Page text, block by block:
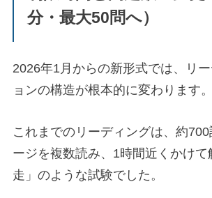
分・最大50問へ）
2026年1月からの新形式では、リ
ョンの構造が根本的に変わります。
これまでのリーディングは、約
ージを複数読み、1時間近くかけて
走」のような試験でした。